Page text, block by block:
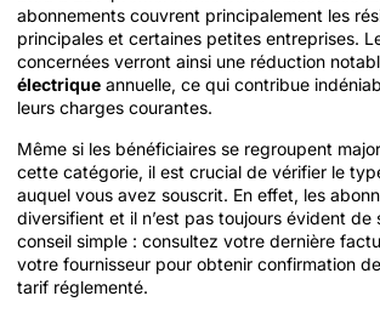
abonnements couvrent principalement les
principales et certaines petites entreprises.
concernées verront ainsi une réduction
électrique annuelle, ce qui contribue
leurs charges courantes.
Même si les bénéficiaires se regroupent
cette catégorie, il est crucial de vérifier le
auquel vous avez souscrit. En effet, les
diversifient et il n’est pas toujours évident de
conseil simple : consultez votre dernière
votre fournisseur pour obtenir confirmation
tarif réglementé.